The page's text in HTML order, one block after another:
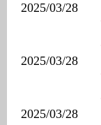
2025/03/28
2025/03/28
2025/03/28